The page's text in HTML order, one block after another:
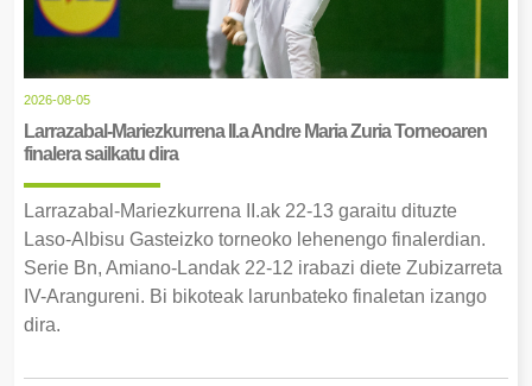
2026-08-05
Larrazabal-Mariezkurrena II.a Andre Maria Zuria Torneoaren
finalera sailkatu dira
Larrazabal-Mariezkurrena II.ak 22-13 garaitu dituzte
Laso-Albisu Gasteizko torneoko lehenengo finalerdian.
Serie Bn, Amiano-Landak 22-12 irabazi diete Zubizarreta
IV-Arangureni. Bi bikoteak larunbateko finaletan izango
dira.